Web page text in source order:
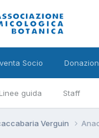
Linee guida Staff
Socio
Verguin